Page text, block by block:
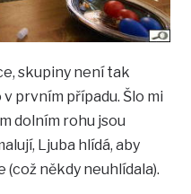
skupiny není tak
prvním případu. Šlo mi
dolním rohu jsou
Ljuba hlídá, aby
(což někdy neuhlídala).